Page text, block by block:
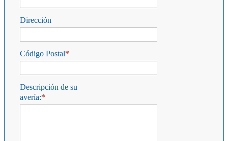
Dirección
Código Postal
Descripción de su
avería: